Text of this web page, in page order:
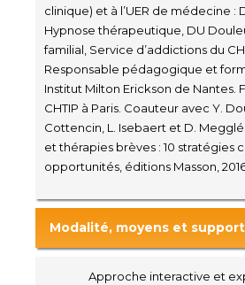
clinique) et à l’UER de médecine :
Hypnose thérapeutique, DU
familial, Service d’addictions du
Responsable pédagogique et
Institut Milton Erickson de Nantes.
CHTIP à Paris. Coauteur avec Y.
Cottencin, L. Isebaert et D.
et thérapies brèves : 10 stratégies
opportunités, éditions Masson,
Modalité, moyens et
Approche interactive et